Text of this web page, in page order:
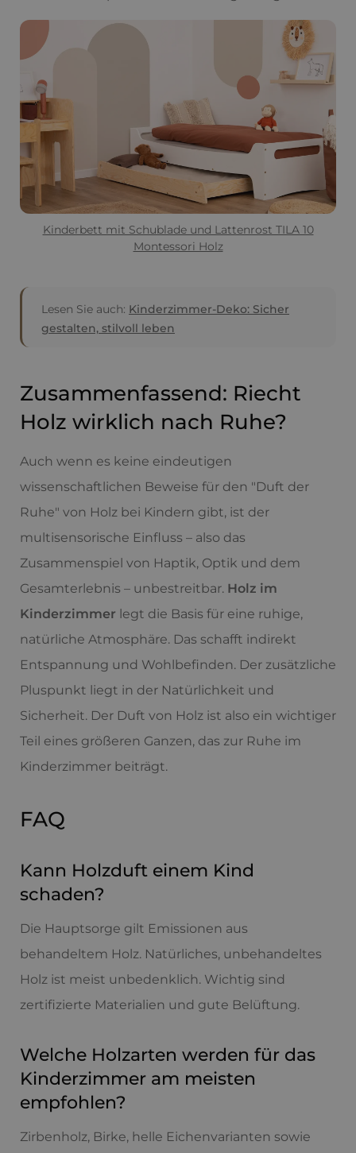
Kinderbett mit Schublade und Lattenrost TILA 10
Montessori Holz
Lesen Sie auch: Kinderzimmer-Deko: Sicher
gestalten, stilvoll leben
Zusammenfassend: Riecht
Holz wirklich nach Ruhe?
Auch wenn es keine eindeutigen
wissenschaftlichen Beweise für den "Duft der
Ruhe" von Holz bei Kindern gibt, ist der
multisensorische Einfluss – also das
Zusammenspiel von Haptik, Optik und dem
Gesamterlebnis – unbestreitbar. Holz im
Kinderzimmer legt die Basis für eine ruhige,
natürliche Atmosphäre. Das schafft indirekt
Entspannung und Wohlbefinden. Der zusätzliche
Pluspunkt liegt in der Natürlichkeit und
Sicherheit. Der Duft von Holz ist also ein wichtiger
Teil eines größeren Ganzen, das zur Ruhe im
Kinderzimmer beiträgt.
FAQ
Kann Holzduft einem Kind
schaden?
Die Hauptsorge gilt Emissionen aus
behandeltem Holz. Natürliches, unbehandeltes
Holz ist meist unbedenklich. Wichtig sind
zertifizierte Materialien und gute Belüftung.
Welche Holzarten werden für das
Kinderzimmer am meisten
empfohlen?
Zirbenholz, Birke, helle Eichenvarianten sowie